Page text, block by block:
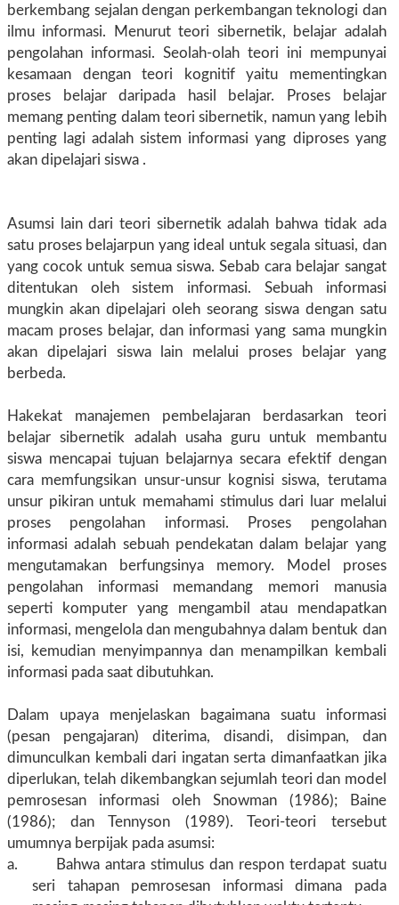
berkembang sejalan dengan perkembangan teknologi dan
ilmu informasi. Menurut teori sibernetik, belajar adalah
pengolahan informasi. Seolah-olah teori ini mempunyai
kesamaan dengan teori kognitif yaitu mementingkan
proses belajar daripada hasil belajar. Proses belajar
memang penting dalam teori sibernetik, namun yang lebih
penting lagi adalah sistem informasi yang diproses yang
akan dipelajari siswa .
Asumsi lain dari teori sibernetik adalah bahwa tidak ada
satu proses belajarpun yang ideal untuk segala situasi, dan
yang cocok untuk semua siswa. Sebab cara belajar sangat
ditentukan oleh sistem informasi. Sebuah informasi
mungkin akan dipelajari oleh seorang siswa dengan satu
macam proses belajar, dan informasi yang sama mungkin
akan dipelajari siswa lain melalui proses belajar yang
berbeda.
Hakekat manajemen pembelajaran berdasarkan teori
belajar sibernetik adalah usaha guru untuk membantu
siswa mencapai tujuan belajarnya secara efektif dengan
cara memfungsikan unsur-unsur kognisi siswa, terutama
unsur pikiran untuk memahami stimulus dari luar melalui
proses pengolahan informasi. Proses pengolahan
informasi adalah sebuah pendekatan dalam belajar yang
mengutamakan berfungsinya memory. Model proses
pengolahan informasi memandang memori manusia
seperti komputer yang mengambil atau mendapatkan
informasi, mengelola dan mengubahnya dalam bentuk dan
isi, kemudian menyimpannya dan menampilkan kembali
informasi pada saat dibutuhkan.
Dalam upaya menjelaskan bagaimana suatu informasi
(pesan pengajaran) diterima, disandi, disimpan, dan
dimunculkan kembali dari ingatan serta dimanfaatkan jika
diperlukan, telah dikembangkan sejumlah teori dan model
pemrosesan informasi oleh Snowman (1986); Baine
(1986); dan Tennyson (1989). Teori-teori tersebut
umumnya berpijak pada asumsi:
a. Bahwa antara stimulus dan respon terdapat suatu
seri tahapan pemrosesan informasi dimana pada